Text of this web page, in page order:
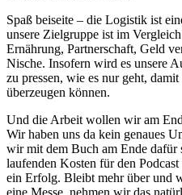
Spaß beiseite – die Logistik ist
unsere Zielgruppe ist im
Ernährung, Partnerschaft, Geld
Nische. Insofern wird es unsere
zu pressen, wie es nur geht,
überzeugen können.
Und die Arbeit wollen wir am
Wir haben uns da kein genaues
wir mit dem Buch am Ende dafür
laufenden Kosten für den
ein Erfolg. Bleibt mehr über und
eine Messe, nehmen wir das